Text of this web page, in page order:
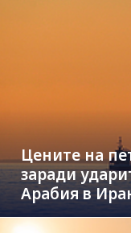
Цените на
заради
Арабия в